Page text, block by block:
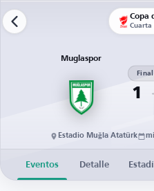
Copa
Cuarta
Muglaspor
1
Estadio Muğla Atatürk
Eventos Detalle